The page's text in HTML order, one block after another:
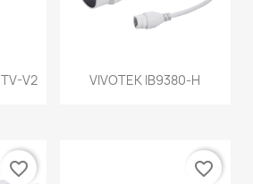
V2 VIVOTEK IB9380-H
favorite_border favorite_border